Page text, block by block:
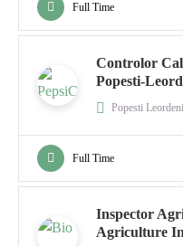
Full Time
Controlor
Popesti-
Popesti Leordeni
Full Time
Inspector
Agriculture